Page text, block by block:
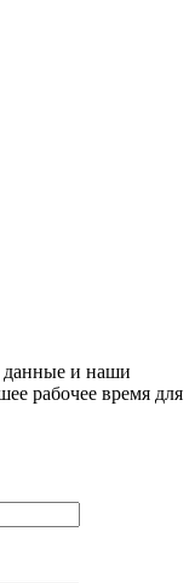
данные и наши
рабочее время для